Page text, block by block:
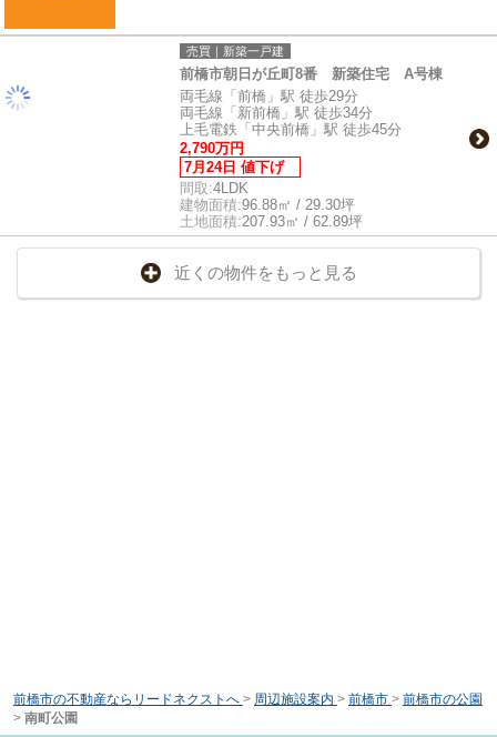
売買｜新築一戸建
前橋市朝日が丘町8番 新築住宅 A号棟
両毛線「前橋」駅 徒歩29分
両毛線「新前橋」駅 徒歩34分
上毛電鉄「中央前橋」駅 徒歩45分
2,790万円
7月24日 値下げ
間取:4LDK
建物面積:96.88㎡ / 29.30坪
土地面積:207.93㎡ / 62.89坪
近くの物件をもっと見る
前橋市の不動産ならリードネクストへ > 周辺施設案内 > 前橋市 > 前橋市の公園
> 南町公園